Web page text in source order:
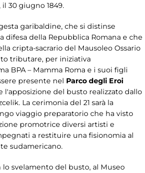
30 giugno 1849.
garibaldine, che si distinse
difesa della Repubblica Romana e che
cripta-sacrario del Mausoleo Ossario
tributare, per iniziativa
BPA – Mamma Roma e i suoi figli
presente nel Parco degli Eroi
l'apposizione del busto realizzato dallo
La cerimonia del 21 sarà la
viaggio preparatorio che ha visto
promotrice diversi artisti e
a restituire una fisionomia al
sudamericano.
svelamento del busto, al Museo